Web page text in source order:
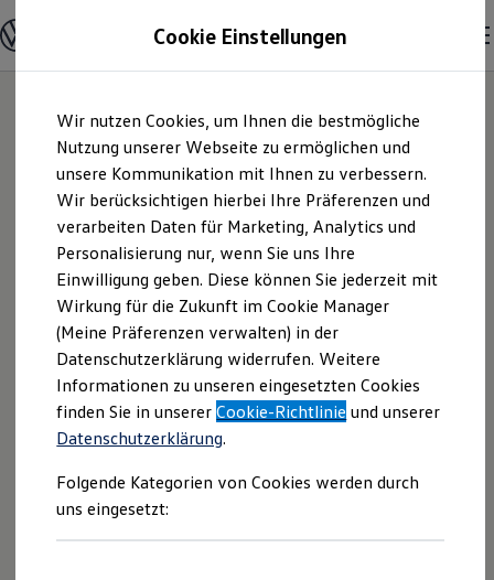
Hauptinhalt
springen
Footer
springen
Modelle & Konfigurator
Nutzfahrzeugkategorien entdecken
Modelle konfigurieren
Vorgängermodelle und Oldtimer
Vorgängermodelle
Oldtimer
Bulli Historie
Branchenlösungen & Gewerbekunden
Umbaulösungen und Hersteller finden
Auf- und Umbauten entdecken & konfigurieren
Groß- und Sonderkunden
Großkunden
Kommunen & Behörden
Journalisten
Sportvereine
Branchenlösungen
Bau & Handwerk
Gewerbliche Personenbeförderung
Service & mobile Werkstätten
Kurier, Logistik & Handel
Feuerwehr
Rettungsdienste
ONE Business ID Vorteile
Fahrzeugsuche & Marktplatz
Autohaus Schürer
GmbH & Co. KG |
Impressum &
Rechtliches
Hier finden Sie Informationen über die
Autohaus Schürer GmbH & Co. KG als
verantwortliche Anbieterin von Inhalten
und Angeboten, die auf dieser Webseite
Cookie Einstellungen
Wir nutzen Cookies, um Ihnen die bestmögliche
Nutzung unserer Webseite zu ermöglichen und
unsere Kommunikation mit Ihnen zu verbessern.
Wir berücksichtigen hierbei Ihre Präferenzen und
verarbeiten Daten für Marketing, Analytics und
Personalisierung nur, wenn Sie uns Ihre
Einwilligung geben. Diese können Sie jederzeit mit
Wirkung für die Zukunft im Cookie Manager
(Meine Präferenzen verwalten) in der
Datenschutzerklärung widerrufen. Weitere
Informationen zu unseren eingesetzten Cookies
finden Sie in unsererCookie-Richtlinie und unserer
Datenschutzerklärung.
Folgende Kategorien von Cookies werden durch
uns eingesetzt: